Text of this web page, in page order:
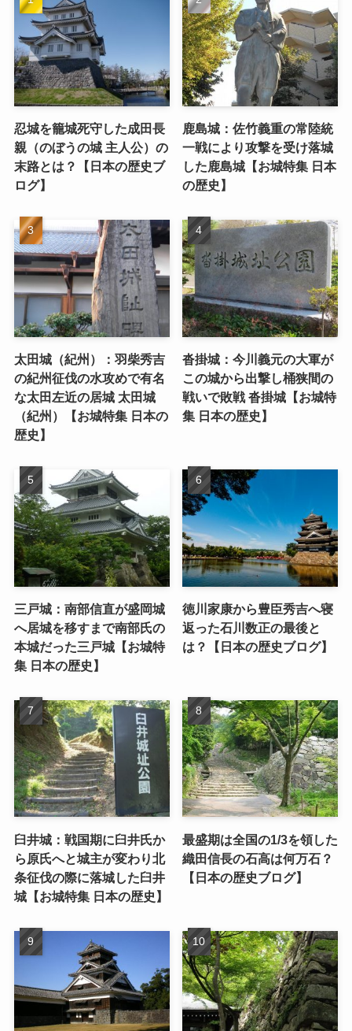
忍城を籠城死守した成田長
親（のぼうの城 主人公）の
末路とは？【日本の歴史ブ
ログ】
鹿島城：佐竹義重の常陸統
一戦により攻撃を受け落城
した鹿島城【お城特集 日本
の歴史】
太田城（紀州）：羽柴秀吉
の紀州征伐の水攻めで有名
な太田左近の居城 太田城
（紀州）【お城特集 日本の
歴史】
沓掛城：今川義元の大軍が
この城から出撃し桶狭間の
戦いで敗戦 沓掛城【お城特
集 日本の歴史】
三戸城：南部信直が盛岡城
へ居城を移すまで南部氏の
本城だった三戸城【お城特
集 日本の歴史】
徳川家康から豊臣秀吉へ寝
返った石川数正の最後と
は？【日本の歴史ブログ】
臼井城：戦国期に臼井氏か
ら原氏へと城主が変わり北
条征伐の際に落城した臼井
城【お城特集 日本の歴史】
最盛期は全国の1/3を領した
織田信長の石高は何万石？
【日本の歴史ブログ】